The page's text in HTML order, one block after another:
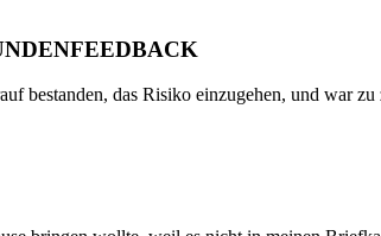
bestanden, das Risiko einzugehen, und war